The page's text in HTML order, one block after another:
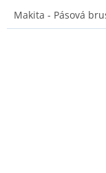
Makita - Pásová